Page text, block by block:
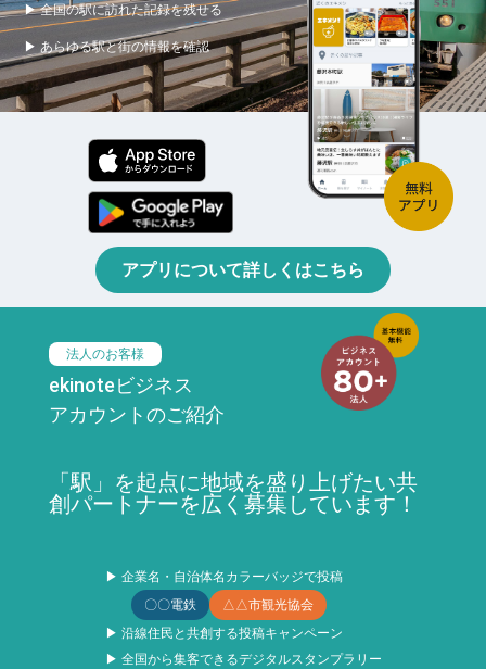
▶ 全国の駅に訪れた記録を残せる
▶ あらゆる駅と街の情報を確認
アプリについて詳しくはこちら
法人のお客様
ekinoteビジネス
アカウントのご紹介
「駅」を起点に地域を盛り上げたい共
創パートナーを広く募集しています！
▶ 企業名・自治体名カラーバッジで投稿
〇〇電鉄
△△市観光協会
▶ 沿線住民と共創する投稿キャンペーン
▶ 全国から集客できるデジタルスタンプラリー